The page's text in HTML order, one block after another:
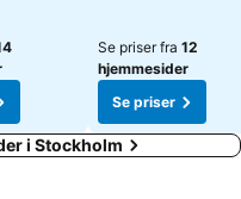
Se priser fra 12
hjemmesider
Se priser
i Stockholm